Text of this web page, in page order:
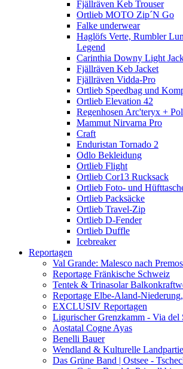
Fjällräven Keb Trouser
Ortlieb MOTO Zip´N Go
Falke underwear
Haglöfs Verte, Rumbler
Legend
Carinthia Downy Light
Fjällräven Keb Jacket
Fjällräven Vidda-Pro
Ortlieb Speedbag und
Ortlieb Elevation 42
Regenhosen Arc'teryx +
Mammut Nirvarna Pro
Craft
Enduristan Tornado 2
Odlo Bekleidung
Ortlieb Flight
Ortlieb Cor13 Rucksack
Ortlieb Foto- und
Ortlieb Packsäcke
Ortlieb Travel-Zip
Ortlieb D-Fender
Ortlieb Duffle
Icebreaker
Reportagen
Val Grande: Malesco nach
Reportage Fränkische Schweiz
Tentek & Trinasolar
Reportage Elbe-Aland-
EXCLUSIV Reportagen
Ligurischer Grenzkamm - Via del
Aostatal Cogne Ayas
Benelli Bauer
Wendland & Kulturelle Landpartie
Das Grüne Band | Ostsee -